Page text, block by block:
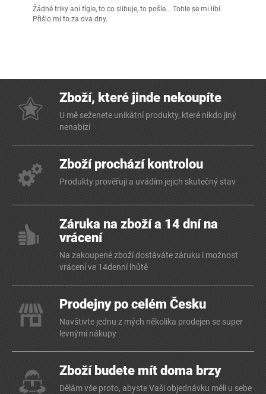
Žádné triky ani fígle, to co slibuje, to pošle... Tohle se mi líbí.
Přišlo mi to za dva dny.
Zboží, které jinde nekoupíte
U mě seženete unikátní produkty, které nikdo jiný
nenabízí
Zboží prochází kontrolou
Produkty prověřuji a uvádím jejich skutečný stav
Záruka na zboží a 14 dní na
vrácení
Na zakoupené zboží dostáváte záruku i možnost
vrácení ve 14denní lhůtě
Prodejny po celém Česku
Navštivte jednu z mých několika prodejen se super
levnými nákupy
Zboží budete mít doma brzy
Dělám vše proto, abyste Vaši objednávku měli u sebe